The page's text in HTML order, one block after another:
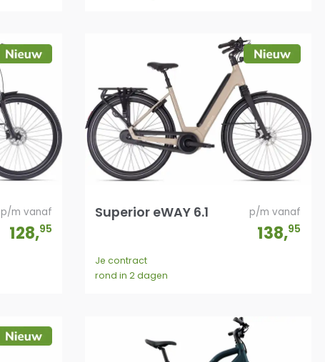
p/m vanaf
128,95
Superior eWAY 6.1 p/m vanaf
138,95
Je contract
rond in 2 dagen